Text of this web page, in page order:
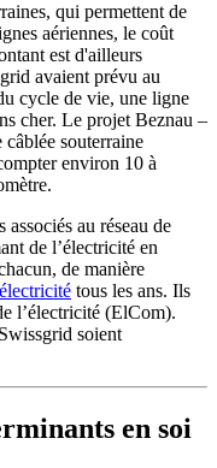
qui permettent de
aériennes, le coût
est d'ailleurs
avaient prévu au
cycle de vie, une ligne
cher. Le projet Beznau –
souterraine
environ 10 à
au réseau de
de l’électricité en
de manière
tous les ans. Ils
l’électricité (ElCom).
soient
en soi